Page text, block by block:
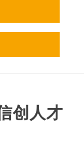
创人才